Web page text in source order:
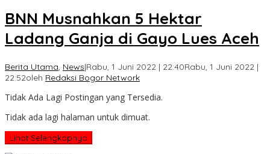
BNN Musnahkan 5 Hektar
Ladang Ganja di Gayo Lues Aceh
Berita Utama, News|Rabu, 1 Juni 2022 | 22:40Rabu, 1 Juni 2022 |
22:52oleh Redaksi Bogor Network
Tidak Ada Lagi Postingan yang Tersedia.
Tidak ada lagi halaman untuk dimuat.
Lihat Selengkapnya